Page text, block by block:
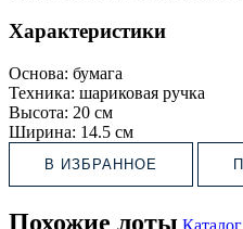
Характеристики
Основа: бумага
Техника: шариковая ручка
Высота: 20 см
Ширина: 14.5 см
В ИЗБРАННОЕ
Похожие лоты Каталог